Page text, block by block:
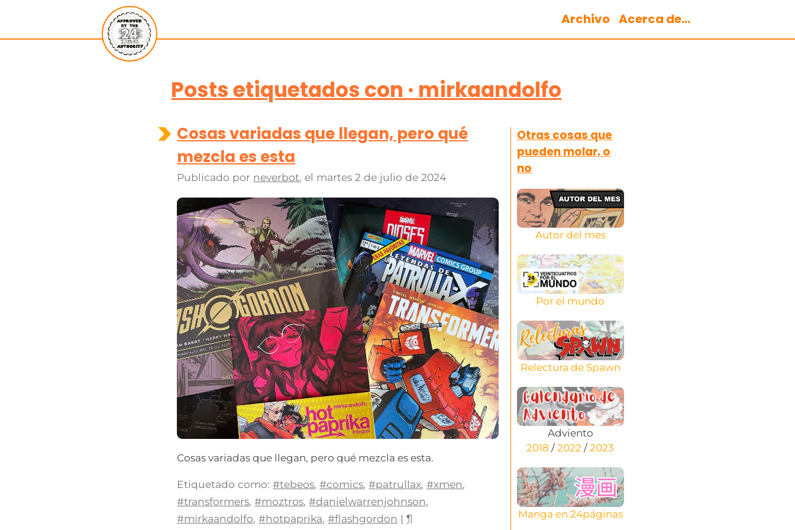
Archivo Acerca de...
Posts etiquetados con · mirkaandolfo
Cosas variadas que llegan, pero qué
mezcla es esta
Publicado por neverbot, el martes 2 de julio de 2024
Cosas variadas que llegan, pero qué mezcla es esta.
Etiquetado como: #tebeos,#comics,#patrullax,#xmen,
#transformers,#moztros,#danielwarrenjohnson,
#mirkaandolfo,#hotpaprika,#flashgordon |¶
Otras cosas que
pueden molar, o
no
Autor del mes
Por el mundo
Relectura de Spawn
Adviento
2018 /2022 /2023
Manga en 24páginas